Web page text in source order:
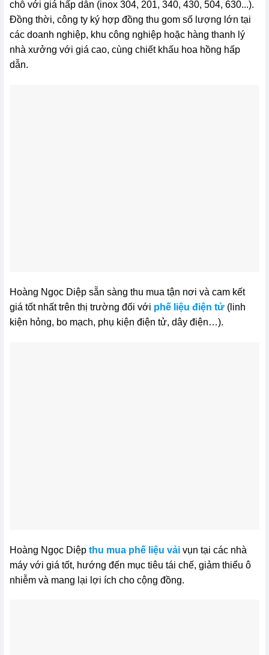
chỗ với giá hấp dẫn (inox 304, 201, 340, 430, 504, 630...).
Đồng thời, công ty ký hợp đồng thu gom số lượng lớn tại
các doanh nghiệp, khu công nghiệp hoặc hàng thanh lý
nhà xưởng với giá cao, cùng chiết khấu hoa hồng hấp
dẫn.
Hoàng Ngọc Diệp sẵn sàng thu mua tận nơi và cam kết
giá tốt nhất trên thị trường đối với phế liệu điện tử(linh
kiện hỏng, bo mạch, phụ kiện điện tử, dây điện…).
Hoàng Ngọc Diệp thu mua phế liệu vảivụn tại các nhà
máy với giá tốt, hướng đến mục tiêu tái chế, giảm thiểu ô
nhiễm và mang lại lợi ích cho cộng đồng.